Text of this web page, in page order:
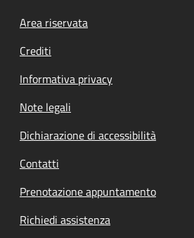
Footer menu
Area riservata
Crediti
Informativa privacy
Note legali
Dichiarazione di accessibilità
Contatti
Prenotazione appuntamento
Richiedi assistenza